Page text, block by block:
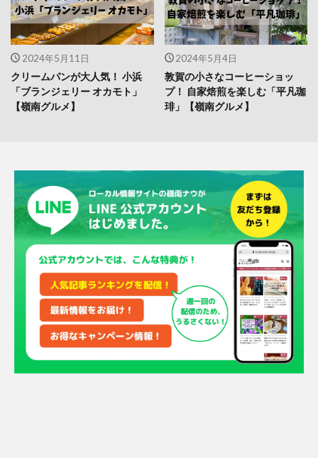
2024年5月11日
クリームパンが大人気！ 小浜
「ブランジェリー オカモト」
【嶺南グルメ】
2024年5月4日
敦賀の小さなコーヒーショッ
プ！ 自家焙煎を楽しむ「平凡珈
琲」【嶺南グルメ】